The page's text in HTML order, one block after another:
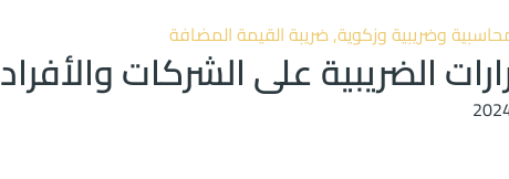
وضريبية وزكوية,ضريبة القيمة المضافة
الضريبية على الشركات والأفراد